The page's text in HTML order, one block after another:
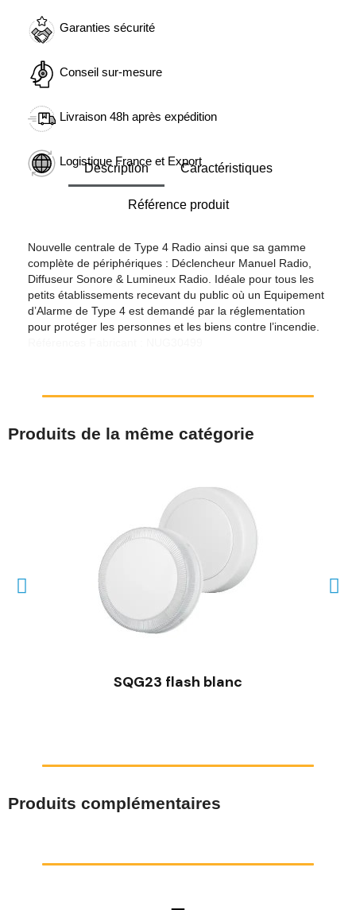
Garanties sécurité
Conseil sur-mesure
Livraison 48h après expédition
Logistique France et Export
Description Caractéristiques
Référence produit
Nouvelle centrale de Type 4 Radio ainsi que sa gamme
complète de périphériques : Déclencheur Manuel Radio,
Diffuseur Sonore & Lumineux Radio. Idéale pour tous les
petits établissements recevant du public où un Equipement
d’Alarme de Type 4 est demandé par la réglementation
pour protéger les personnes et les biens contre l’incendie.
Produits de la même catégorie
SQG23 flash blanc
Produits complémentaires